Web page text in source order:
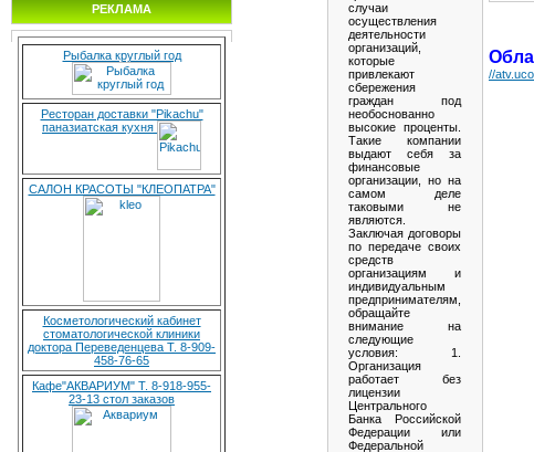
РЕКЛАМА
Рыбалка круглый год
Ресторан доставки "Pikachu"
паназиатская кухня
САЛОН КРАСОТЫ "КЛЕОПАТРА"
Косметологический кабинет
стоматологической клиники
доктора Переведенцева Т. 8-909-
458-76-65
Кафе"АКВАРИУМ" Т. 8-918-955-
23-13 стол заказов
случаи
осуществления
деятельности
организаций,
которые
привлекают
сбережения
граждан под
необоснованно
высокие проценты.
Такие компании
выдают себя за
финансовые
организации, но на
самом деле
таковыми не
являются.
Заключая договоры
по передаче своих
средств
организациям и
индивидуальным
предпринимателям,
обращайте
внимание на
следующие
условия: 1.
Организация
работает без
лицензии
Центрального
Банка Российской
Федерации или
Федеральной
//